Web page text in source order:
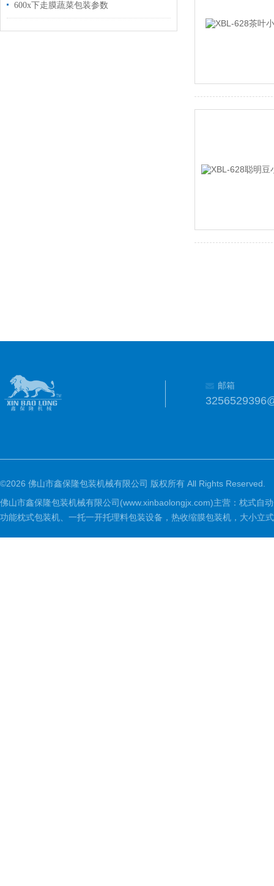
600x下走膜蔬菜包装参数
邮箱
©2026 佛山市鑫保隆包装机械有限公司 版权所有 All Rights Reserved.
佛山市鑫保隆包装机械有限公司(www.xinbaolongjx.com)主营：枕式自
功能枕式包装机、一托一开托理料包装设备，热收缩膜包装机，大小立